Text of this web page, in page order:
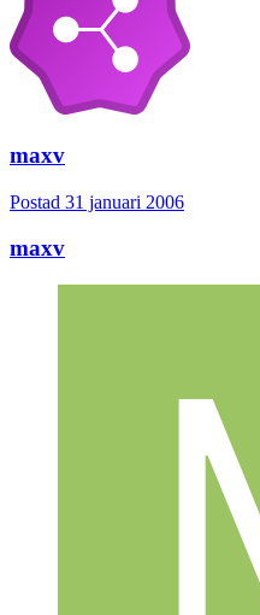
maxv
Postad 31 januari 2006
maxv